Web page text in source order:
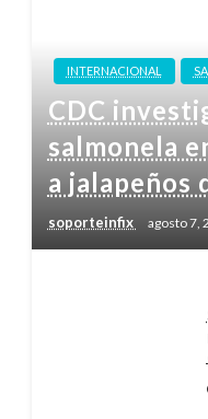
INTERNACIONAL
CDC
salmonela
a jalapeños
soporteinfix agosto 7,